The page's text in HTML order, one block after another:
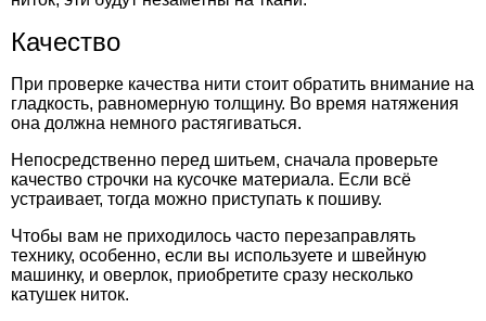
Качество
При проверке качества нити стоит обратить внимание на
гладкость, равномерную толщину. Во время натяжения
она должна немного растягиваться.
Непосредственно перед шитьем, сначала проверьте
качество строчки на кусочке материала. Если всё
устраивает, тогда можно приступать к пошиву.
Чтобы вам не приходилось часто перезаправлять
технику, особенно, если вы используете и швейную
машинку, и оверлок, приобретите сразу несколько
катушек ниток.